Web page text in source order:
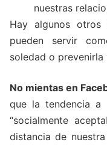
nuestras
Hay algunos otros
pueden servir
soledad o
No mientas en
que la tendencia a
“socialmente
distancia de